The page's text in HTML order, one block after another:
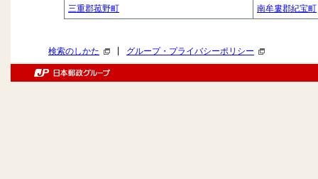
三重郡菰野町
南牟婁郡紀宝町
検索のしかた グループ・プライバシーポリシー